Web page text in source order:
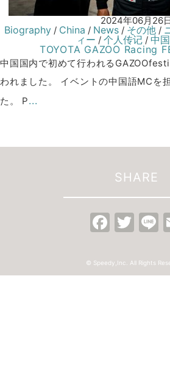
2024年06月26
Biography/ China / News/ その他/
ィー / 个人传记/ 中国
TOYOTA GAZOO Racing
中国国内で初めて行われる
われました。 イベントの中国語MCを
た。 P...
SHARE
© Speedy,Inc. All Rights